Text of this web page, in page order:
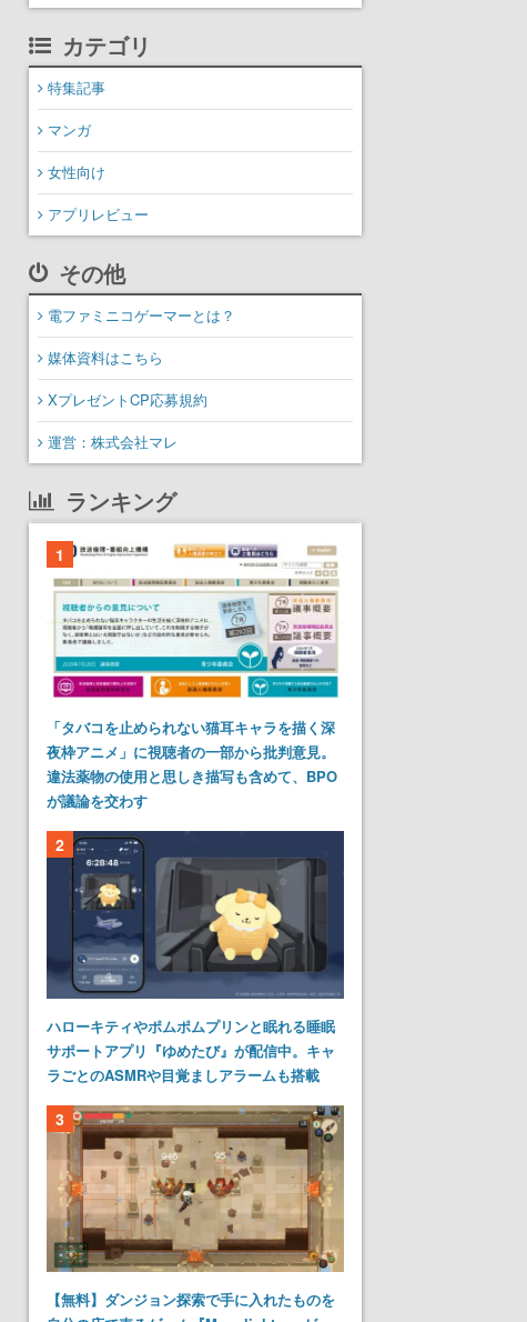
カテゴリ
特集記事
マンガ
女性向け
アプリレビュー
その他
電ファミニコゲーマーとは？
媒体資料はこちら
XプレゼントCP応募規約
運営：株式会社マレ
ランキング
1
「タバコを止められない猫耳キャラを描く深
夜枠アニメ」に視聴者の一部から批判意見。
違法薬物の使用と思しき描写も含めて、BPO
が議論を交わす
2
ハローキティやポムポムプリンと眠れる睡眠
サポートアプリ『ゆめたび』が配信中。キャ
ラごとのASMRや目覚ましアラームも搭載
3
【無料】ダンジョン探索で手に入れたものを